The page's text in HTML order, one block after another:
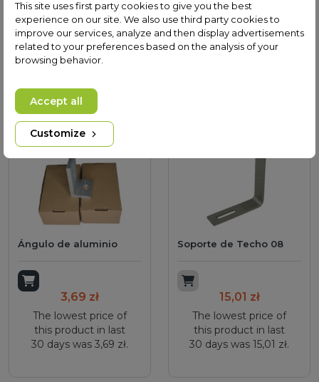
The lowest price of
this product in last
30 days was 3,30 zł.
this product in last
30 days was
2.100,00 zł.
Ángulo de aluminio
Add to cart
3,69 zł
The lowest price of
this product in last
30 days was 3,69 zł.
Soporte de Techo 08
Add to cart
15,01 zł
The lowest price of
this product in last
30 days was 15,01 zł.
This site uses first party cookies to give you the best
experience on our site. We also use third party cookies to
improve our services, analyze and then display advertisements
related to your preferences based on the analysis of your
browsing behavior.
Customize
Accept all